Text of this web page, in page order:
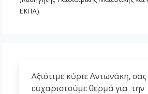
ΕΚΠΑ).
Αξιότιμε κύριε Αντωνάκη, σας
ευχαριστούμε θερμά για την